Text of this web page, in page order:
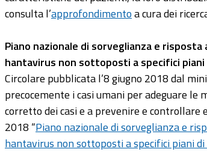
consulta l’approfondimentoa cura dei
Piano nazionale di sorveglianza e
hantavirus non sottoposti a specifici
Circolare pubblicata l’8 giugno 2018 dal
precocemente i casi umani per adeguare
corretto dei casi e a prevenire e controllare
2018 “Piano nazionale di sorveglianza e
hantavirus non sottoposti a specifici piani